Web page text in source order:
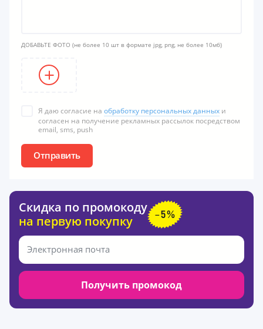
ДОБАВЬТЕ ФОТО (не более 10 шт в формате jpg, png, не более 10мб)
Я даю согласие на обработку персональных данных и
согласен на получение рекламных рассылок посредством
email, sms, push
Отправить
Скидка по промокоду
на первую покупку
Получить промокод